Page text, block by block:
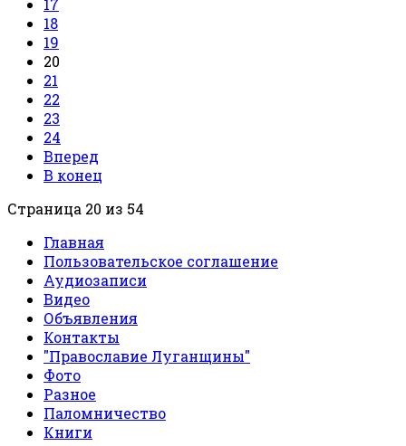
18
19
20
21
22
23
24
Вперед
В конец
Страница 20 из 54
Главная
Пользовательское соглашение
Аудиозаписи
Видео
Объявления
Контакты
"Православие Луганщины"
Фото
Разное
Паломничество
Книги